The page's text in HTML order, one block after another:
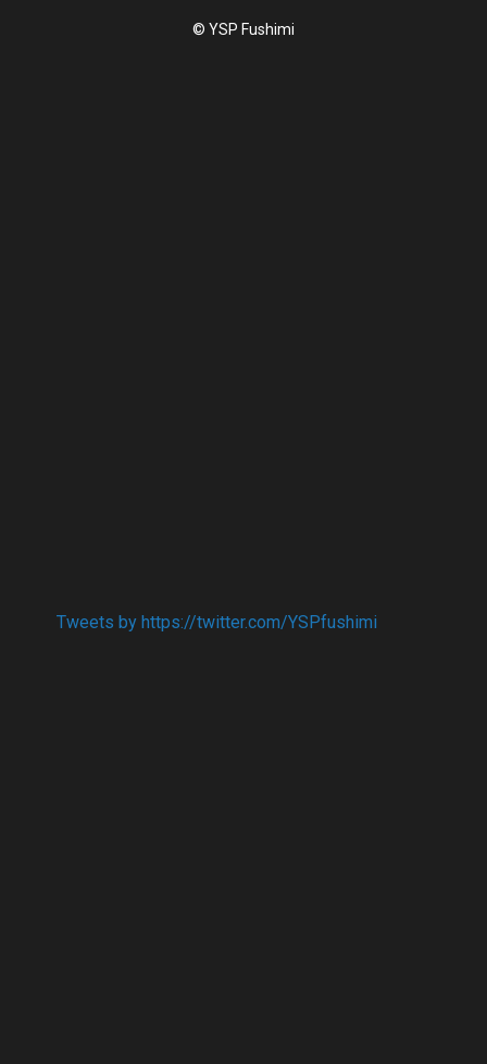
© YSP Fushimi
Tweets by https://twitter.com/YSPfushimi